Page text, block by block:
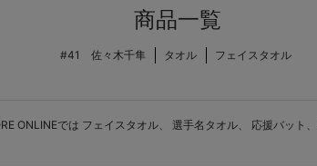
商品一覧
#41 佐々木千隼 タオル フェイスタオル
ONLINEでは フェイスタオル、 選手名タオル、 応援バット 、